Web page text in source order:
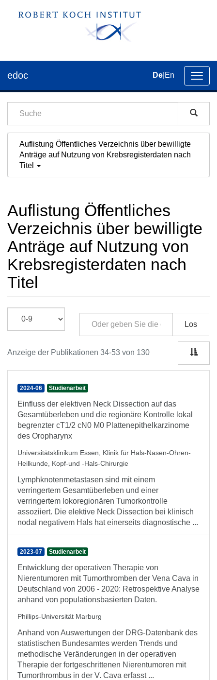
der
edoc De En
Auflistung Öffentliches Verzeichnis über bewilligte
Anträge auf Nutzung von Krebsregisterdaten nach
Titel
Auflistung Öffentliches
Verzeichnis über bewilligte
Anträge auf Nutzung von
Krebsregisterdaten nach
Titel
Los
Anzeige der Publikationen 34-53 von 130
2024-06 Studienarbeit
Einfluss der elektiven Neck Dissection auf das
Gesamtüberleben und die regionäre Kontrolle lokal
begrenzter cT1/2 cN0 M0 Plattenepithelkarzinome
des Oropharynx
Universitätsklinikum Essen, Klinik für Hals-Nasen-Ohren-
Heilkunde, Kopf-und -Hals-Chirurgie
Lymphknotenmetastasen sind mit einem
verringertem Gesamtüberleben und einer
verringertem lokoregionären Tumorkontrolle
assoziiert. Die elektive Neck Dissection bei klinisch
nodal negativem Hals hat einerseits diagnostische ...
2023-07 Studienarbeit
Entwicklung der operativen Therapie von
Nierentumoren mit Tumorthromben der Vena Cava in
Deutschland von 2006 - 2020: Retrospektive Analyse
anhand von populationsbasierten Daten.
Phillips-Universität Marburg
Anhand von Auswertungen der DRG-Datenbank des
statistischen Bundesamtes werden Trends und
methodische Veränderungen in der operativen
Therapie der fortgeschrittenen Nierentumoren mit
Tumorthrombus in der V. Cava erfasst ...